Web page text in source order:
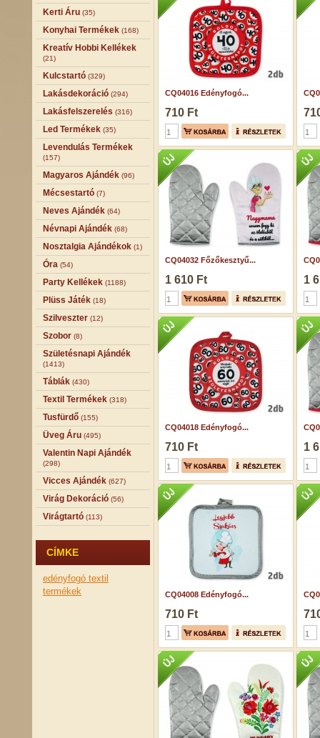
Kerti Áru (35)
Konyhai Termékek (168)
Kreatív Hobbi Kellékek
(21)
Kulcstartó (329)
Lakásdekoráció (294)
Lakásfelszerelés (316)
Led Termékek (35)
Levendulás Termékek
(157)
Magyaros Ajándék (96)
Mécsestartó (7)
Neves Ajándék (64)
Névnapi Ajándék (68)
Nosztalgia Ajándékok (1)
Óra (54)
Party Kellékek (1188)
Plüss Játék (18)
Szilveszter (12)
Szobor (8)
Születésnapi Ajándék
(1413)
Táblák (430)
Textil Termékek (318)
Tusfürdő (155)
Üveg Áru (495)
Valentin Napi Ajándék
(298)
Vicces Ajándék (627)
Virág Dekoráció (56)
Virágtartó (113)
CÍMKE
edényfogó textil
termékek
CQ04016 Edényfogó...
710 Ft
CQ04032 Főzőkesztyű...
1 610 Ft 1
CQ04018 Edényfogó...
710 Ft 1
CQ04008 Edényfogó...
710 Ft